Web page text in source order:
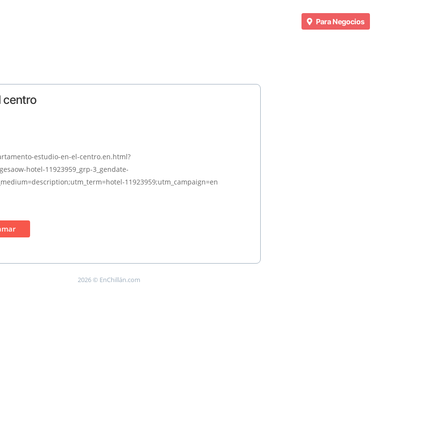
Para Negocios
centro
estudio-en-el-centro.en.html?
hotel-11923959_grp-3_gendate-
11923959;utm_campaign=en
2026 © EnChillán.com